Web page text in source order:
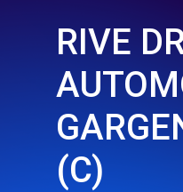
RIVE
(C)